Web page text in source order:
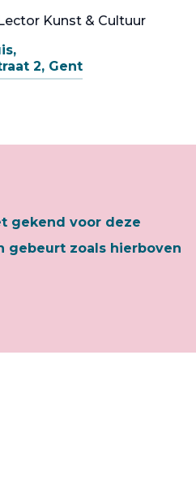
Kunst & Cultuur
2, Gent
gekend voor deze
gebeurt zoals hierboven